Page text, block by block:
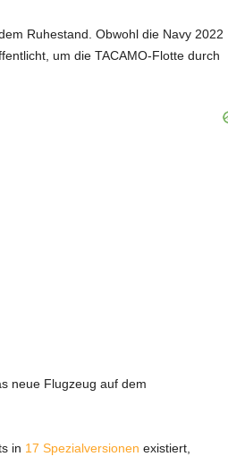
Ruhestand. Obwohl die Navy 2022
um die TACAMO-Flotte durch
neue Flugzeug auf dem
in 17 Spezialversionen existiert,